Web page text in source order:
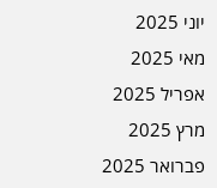
יוני 2025
מאי 2025
אפריל 2025
מרץ 2025
פברואר 2025